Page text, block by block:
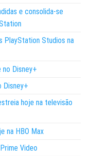
e consolida-se
PlayStation Studios na
no Disney+
Disney+
hoje na televisão
na HBO Max
Video